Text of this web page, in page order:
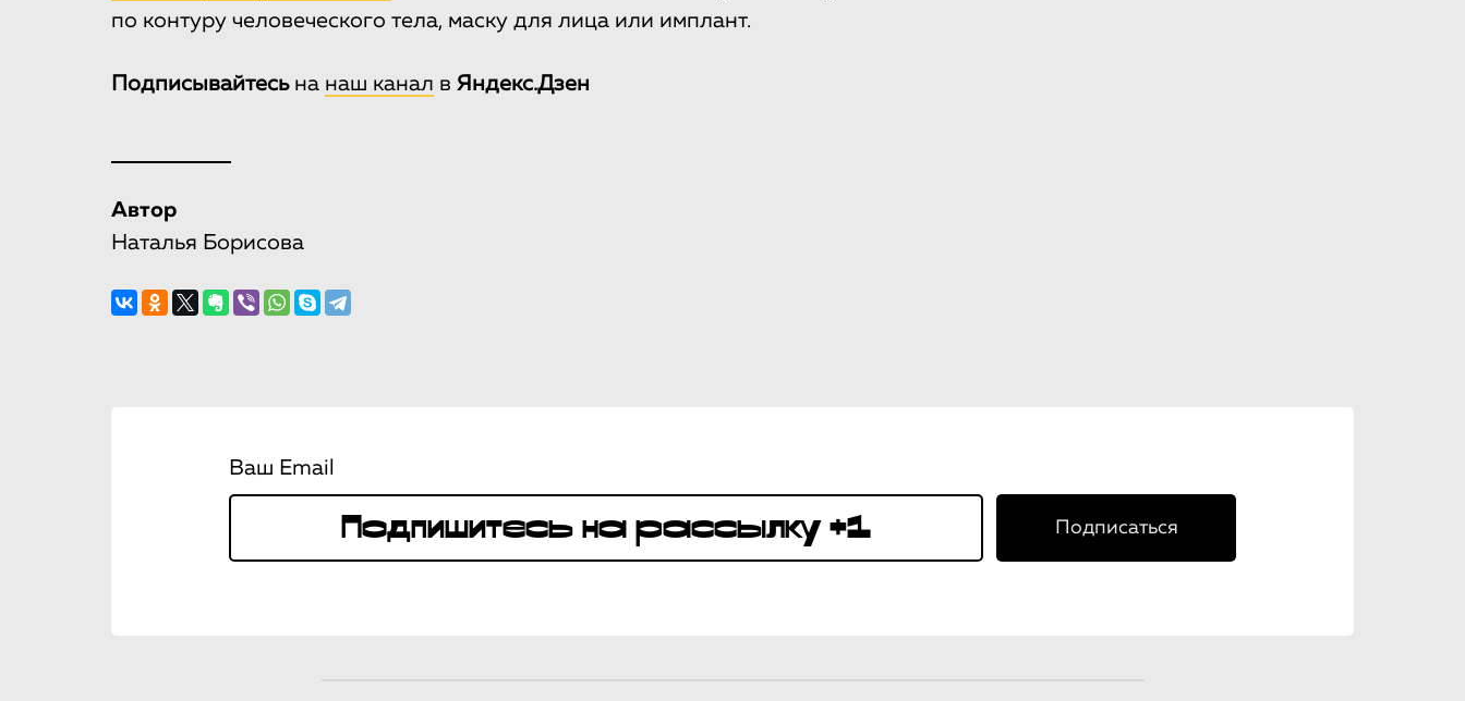
по контуру человеческого тела, маску для лица или имплант.
Подписывайтесьна наш канал в Яндекс.Дзен
Автор
Наталья Борисова
Ваш Email
Подписаться